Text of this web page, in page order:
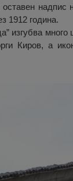
надпис
1912 година.
изгубва
Киров, а